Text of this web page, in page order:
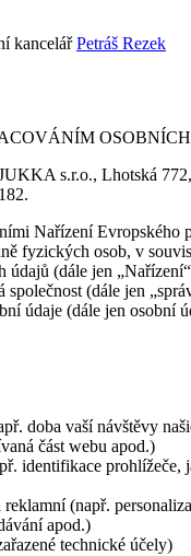
kancelářPetráš Rezek
s.r.o., Lhotská
Nařízení Evropského
fyzických osob, v
údajů (dále jen
společnost (dále jen
údaje (dále jen osobní
doba vaší návštěvy
část webu apod.)
identifikace prohlížeče,
(např.
apod.)
technické účely)